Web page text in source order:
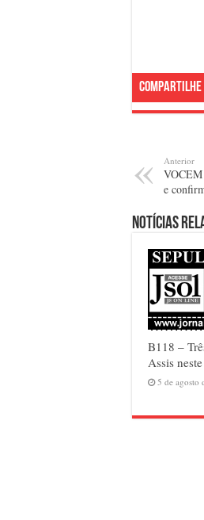
Compartilhe
Anterior
e
Notícias
B118 –
Assis
5 de agosto